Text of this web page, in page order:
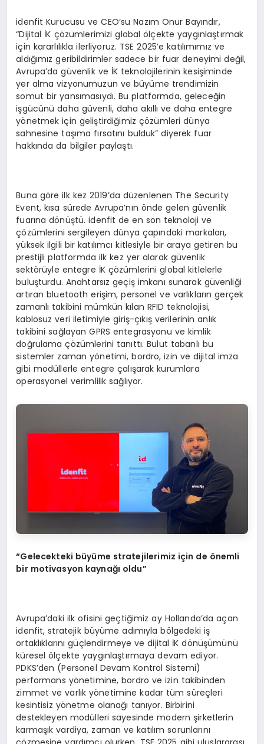
idenfit Kurucusu ve CEO’su Nazım Onur Bayındır,
“Dijital İK çözümlerimizi global ölçekte yaygınlaştırmak
için kararlılıkla ilerliyoruz. TSE 2025’e katılımımız ve
aldığımız geribildirimler sadece bir fuar deneyimi değil,
Avrupa’da güvenlik ve İK teknolojilerinin kesişiminde
yer alma vizyonumuzun ve büyüme trendimizin
somut bir yansımasıydı. Bu platformda, geleceğin
işgücünü daha güvenli, daha akıllı ve daha entegre
yönetmek için geliştirdiğimiz çözümleri dünya
sahnesine taşıma fırsatını bulduk” diyerek fuar
hakkında da bilgiler paylaştı.
Buna göre ilk kez 2019’da düzenlenen The Security
Event, kısa sürede Avrupa’nın önde gelen güvenlik
fuarına dönüştü. idenfit de en son teknoloji ve
çözümlerini sergileyen dünya çapındaki markaları,
yüksek ilgili bir katılımcı kitlesiyle bir araya getiren bu
prestijli platformda ilk kez yer alarak güvenlik
sektörüyle entegre İK çözümlerini global kitlelerle
buluşturdu. Anahtarsız geçiş imkanı sunarak güvenliği
artıran bluetooth erişim, personel ve varlıkların gerçek
zamanlı takibini mümkün kılan RFID teknolojisi,
kablosuz veri iletimiyle giriş-çıkış verilerinin anlık
takibini sağlayan GPRS entegrasyonu ve kimlik
doğrulama çözümlerini tanıttı. Bulut tabanlı bu
sistemler zaman yönetimi, bordro, izin ve dijital imza
gibi modüllerle entegre çalışarak kurumlara
operasyonel verimlilik sağlıyor.
“Gelecekteki büyüme stratejilerimiz için de önemli
bir motivasyon kaynağı oldu”
Avrupa’daki ilk ofisini geçtiğimiz ay Hollanda’da açan
idenfit, stratejik büyüme adımıyla bölgedeki iş
ortaklıklarını güçlendirmeye ve dijital İK dönüşümünü
küresel ölçekte yaygınlaştırmaya devam ediyor.
PDKS’den (Personel Devam Kontrol Sistemi)
performans yönetimine, bordro ve izin takibinden
zimmet ve varlık yönetimine kadar tüm süreçleri
kesintisiz yönetme olanağı tanıyor. Birbirini
destekleyen modülleri sayesinde modern şirketlerin
karmaşık vardiya, zaman ve katılım sorunlarını